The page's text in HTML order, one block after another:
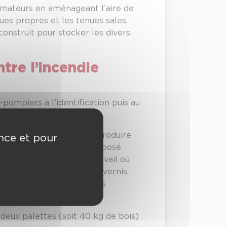
en aménageant l’aire de
propres et les tenues sales,
pour stocker les divers
l’incendie
à l’identification puis au
aménagé pour reproduire
Ce simulateur est composé
d’observation et de travail où
bois non traitées (sans vernis,
en place de phases
palettes (soit 40 kg de bois)
et pour